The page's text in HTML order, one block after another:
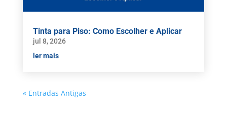
Tinta para Piso: Como Escolher e Aplicar
jul 8, 2026
ler mais
« Entradas Antigas